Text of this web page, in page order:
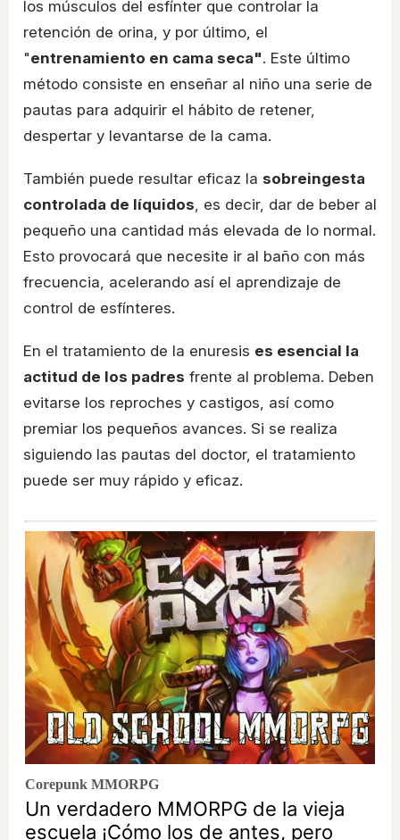
los músculos del esfínter que controlar la
retención de orina, y por último, el
"entrenamiento en cama seca". Este último
método consiste en enseñar al niño una serie de
pautas para adquirir el hábito de retener,
despertar y levantarse de la cama.
También puede resultar eficaz la sobreingesta
controlada de líquidos , es decir, dar de beber al
pequeño una cantidad más elevada de lo normal.
Esto provocará que necesite ir al baño con más
frecuencia, acelerando así el aprendizaje de
control de esfínteres.
En el tratamiento de la enuresis es esencial la
actitud de los padres frente al problema. Deben
evitarse los reproches y castigos, así como
premiar los pequeños avances. Si se realiza
siguiendo las pautas del doctor, el tratamiento
puede ser muy rápido y eficaz.
Corepunk MMORPG
Un verdadero MMORPG de la vieja
escuela ¡Cómo los de antes, pero